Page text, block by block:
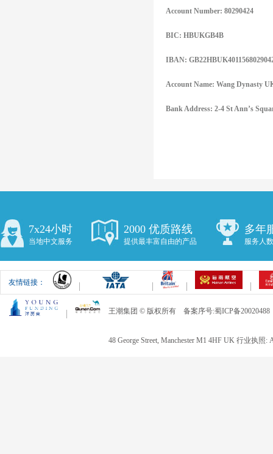
Account Number: 80290424
BIC: HBUKGB4B
IBAN:
Account Name: Wang Dynasty
Bank Address: 2-4 St Ann’s
7x24小时
当地中文服务
2000 优质路线
提供最丰富自由的产品
多年
服务人
友情链接：
王潮集团 © 版权所有 备案序号:蜀ICP备20020488
48 George Street, Manchester M1 4HF UK 行业执照